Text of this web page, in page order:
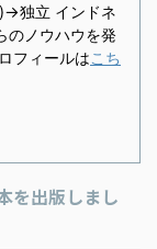
独立 インドネ
のノウハウを発
フィールはこち
を出版しまし